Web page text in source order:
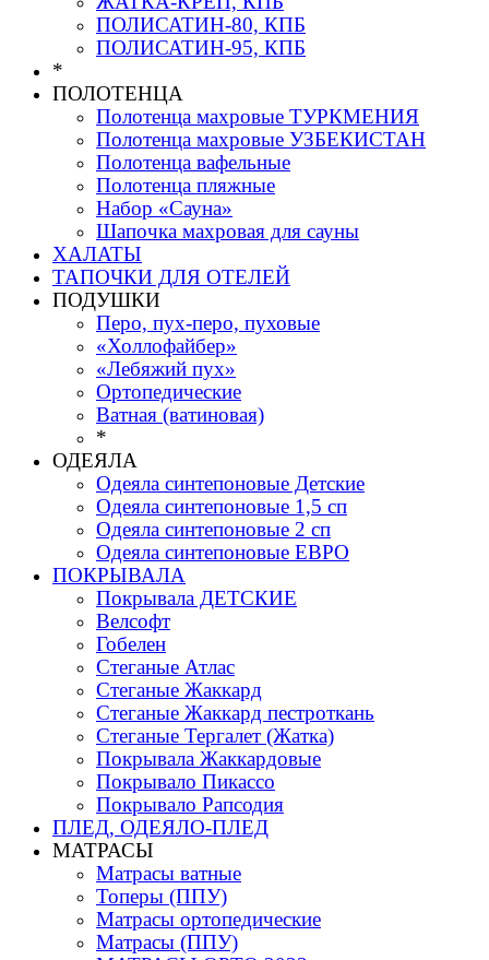
ПОЛИСАТИН-80, КПБ
ПОЛИСАТИН-95, КПБ
*
ПОЛОТЕНЦА
Полотенца махровые ТУРКМЕНИЯ
Полотенца махровые УЗБЕКИСТАН
Полотенца вафельные
Полотенца пляжные
Набор «Сауна»
Шапочка махровая для сауны
ХАЛАТЫ
ТАПОЧКИ ДЛЯ ОТЕЛЕЙ
ПОДУШКИ
Перо, пух-перо, пуховые
«Холлофайбер»
«Лебяжий пух»
Ортопедические
Ватная (ватиновая)
*
ОДЕЯЛА
Одеяла синтепоновые Детские
Одеяла синтепоновые 1,5 сп
Одеяла синтепоновые 2 сп
Одеяла синтепоновые ЕВРО
ПОКРЫВАЛА
Покрывала ДЕТСКИЕ
Велсофт
Гобелен
Стеганые Атлас
Стеганые Жаккард
Стеганые Жаккард пестроткань
Стеганые Тергалет (Жатка)
Покрывала Жаккардовые
Покрывало Пикассо
Покрывало Рапсодия
ПЛЕД, ОДЕЯЛО-ПЛЕД
МАТРАСЫ
Матраcы ватные
Топеры (ППУ)
Матрасы ортопедические
Матрасы (ППУ)